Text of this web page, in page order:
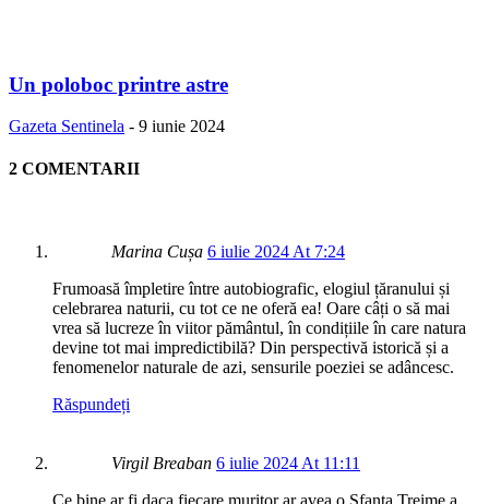
Un poloboc printre astre
Gazeta Sentinela - 9 iunie 2024
2 COMENTARII
Marina Cușa 6 iulie 2024 At 7:24
Frumoasă împletire între autobiografic, elogiul țăranului și
celebrarea naturii, cu tot ce ne oferă ea! Oare câți o să mai
vrea să lucreze în viitor pământul, în condițiile în care natura
devine tot mai impredictibilă? Din perspectivă istorică și a
fenomenelor naturale de azi, sensurile poeziei se adâncesc.
Răspundeți
Virgil Breaban 6 iulie 2024 At 11:11
Ce bine ar fi daca fiecare muritor ar avea o Sfanta Treime a